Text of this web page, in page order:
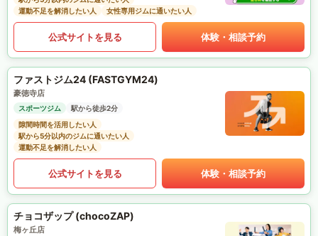
運動不足を解消したい人
女性専用ジムに通いたい人
公式サイトを見る 体験・相談予約
ファストジム24 (FASTGYM24)
豪徳寺店
スポーツジム
駅から徒歩2分
隙間時間を活用したい人
駅から5分以内のジムに通いたい人
運動不足を解消したい人
公式サイトを見る 体験・相談予約
チョコザップ (chocoZAP)
梅ヶ丘店